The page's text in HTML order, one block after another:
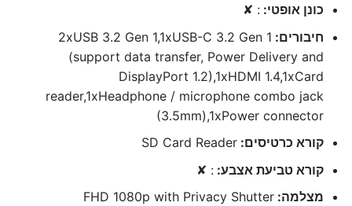
כונן אופטי: : ✘
חיבורים: 2xUSB 3.2 Gen 1,1xUSB-C 3.2 Gen 1
(support data transfer, Power Delivery and
DisplayPort 1.2),1xHDMI 1.4,1xCard
reader,1xHeadphone / microphone combo jack
(3.5mm),1xPower connector
קורא כרטיסים: SD Card Reader
קורא טביעת אצבע: : ✘
מצלמה: FHD 1080p with Privacy Shutter